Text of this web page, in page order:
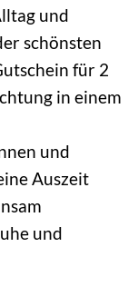
und
schönsten
für 2
in einem
und
Auszeit
und